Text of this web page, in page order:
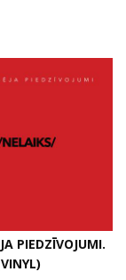
PIEDZĪVOJUMI.